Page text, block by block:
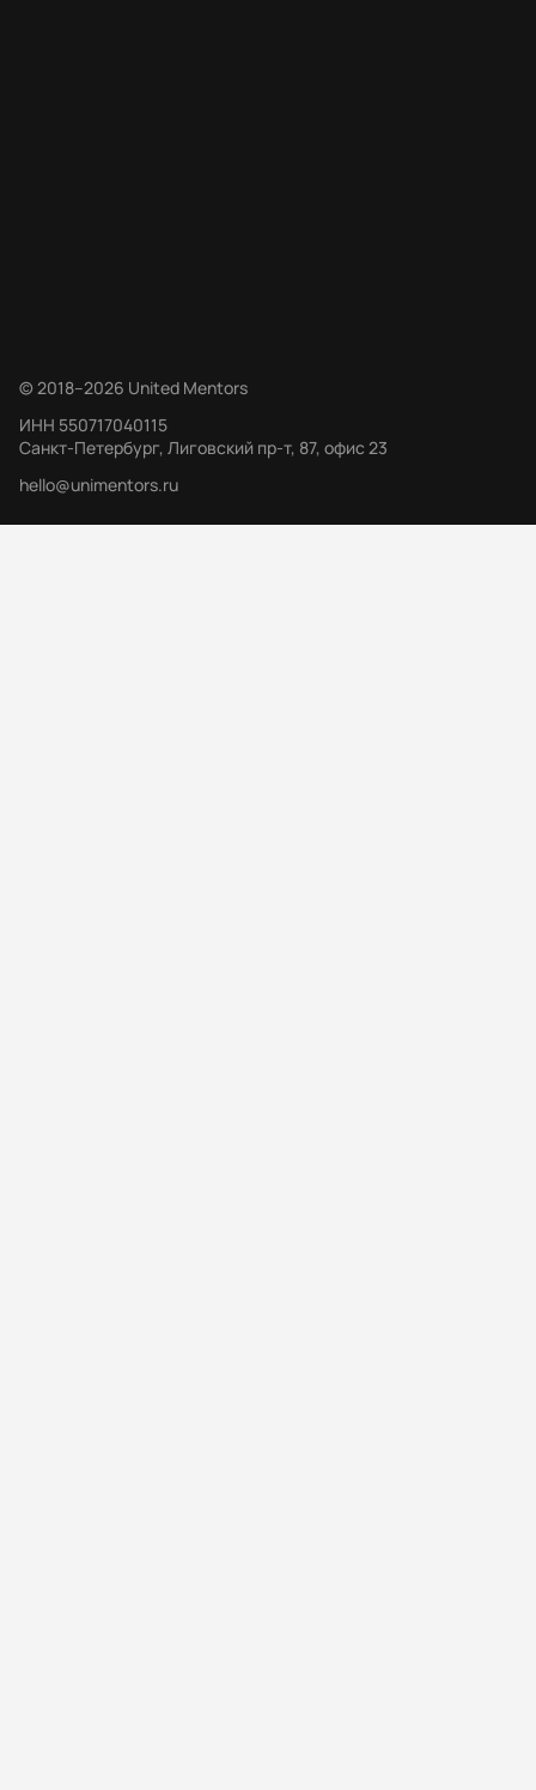
© 2018–2026 United Mentors
ИНН 550717040115
Санкт-Петербург, Лиговский пр-т, 87, офис 23
hello@unimentors.ru